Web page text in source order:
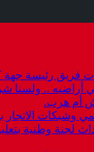
رئيسة جهة
.. ولسنا
أم هرب.
وشبكات
لجنة وطنية